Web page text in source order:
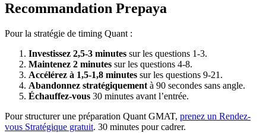
Recommandation Prepaya
Pour la stratégie de timing Quant :
Investissez 2,5-3 minutes sur les questions 1-3.
Maintenez 2 minutes sur les questions 4-8.
Accélérez à 1,5-1,8 minutes sur les questions 9-21.
Abandonnez stratégiquement à 90 secondes sans angle.
Échauffez-vous 30 minutes avant l’entrée.
Pour structurer une préparation Quant GMAT, prenez un Rendez-
vous Stratégique gratuit. 30 minutes pour cadrer.